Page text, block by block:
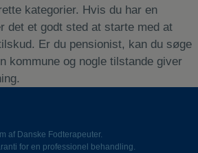
kategorier. Hvis du har en
det et godt sted at starte med at
Er du pensionist, kan du søge
kommune og nogle tilstande giver
af Danske Fodterapeuter.
for en professionel behandling.